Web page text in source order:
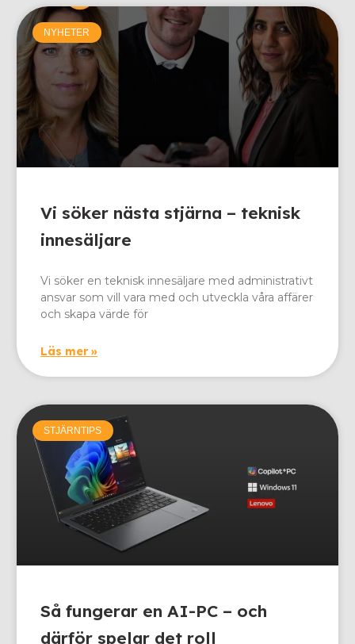
NYHETER
Vi söker nästa stjärna – teknisk
innesäljare
Vi söker en teknisk innesäljare med administrativt
ansvar som vill vara med och utveckla våra affärer
och skapa värde för
Läs mer »
STJÄRNTIPS
Så fungerar en AI-PC – och
därför spelar det roll